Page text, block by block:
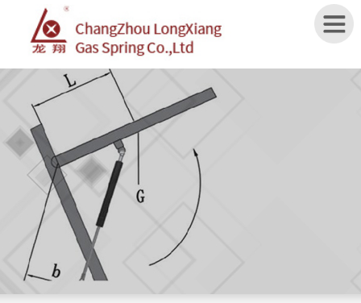
Home
ABOUT
US
PRODUCTS
APPLICATION
SPECIFICATION